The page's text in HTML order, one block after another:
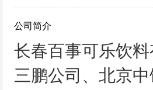
公司简介
长春百事可乐饮
三鹏公司、北京